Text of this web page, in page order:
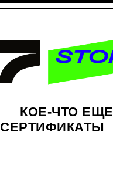
КОЕ-ЧТО ЕЩЕ
СЕРТИФИКАТЫ